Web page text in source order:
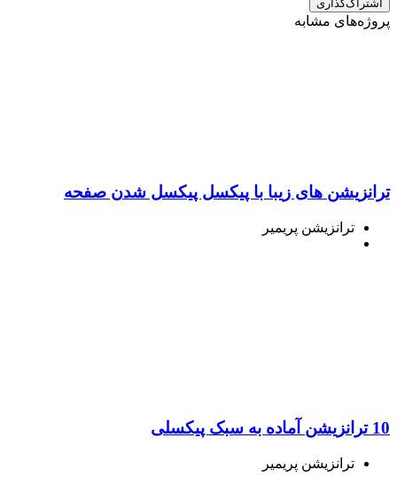
اشتراک‌گذاری
پروژه‌های مشابه
ترانزیشن های زیبا با پیکسل پیکسل شدن صفحه
ترانزیشن پریمیر
10 ترانزیشن آماده به سبک پیکسلی
ترانزیشن پریمیر